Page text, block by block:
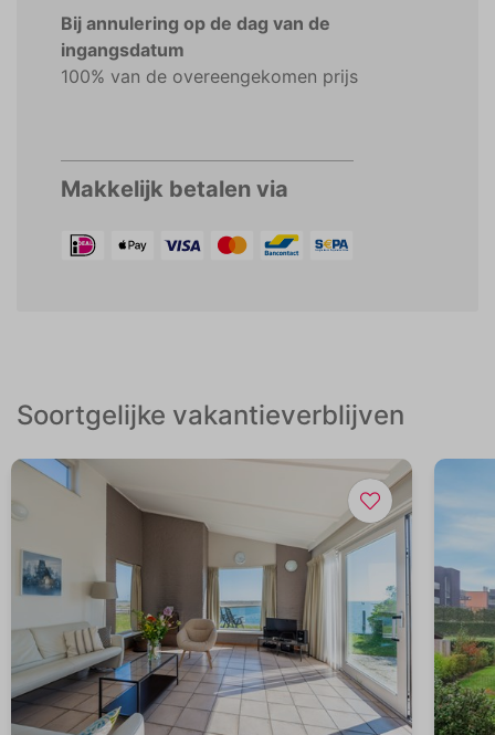
Bij annulering op de dag van de
ingangsdatum
100% van de overeengekomen prijs
Makkelijk betalen via
Soortgelijke vakantieverblijven